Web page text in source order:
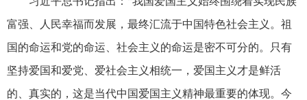
富强、人民幸福而发展，最终汇流于中国特色社会主义。祖
国的命运和党的命运、社会主义的命运是密不可分的。只有
坚持爱国和爱党、爱社会主义相统一，爱国主义才是鲜活
的、真实的，这是当代中国爱国主义精神最重要的体现。今